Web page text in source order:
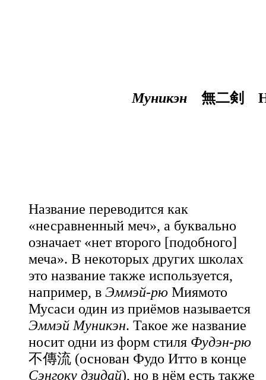
Муникэн 無二剣
Название переводится как
«несравненный меч», а буквально
означает «нет второго [подобного]
меча». В некоторых других школах
это название также используется,
например, в Эммэй-рю Миямото
Мусаси один из приёмов называется
Эммэй Муникэн. Такое же название
носит одни из форм стиля Фудэн-рю
不傳流 (основан Фудо Итто в конце
Сэнгоку дзидай), но в нём есть также